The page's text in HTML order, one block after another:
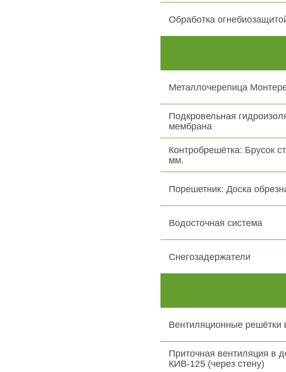
Обработка
Металлочерепица
Подкровельная
мембрана
Контробрешётка: Брусок
мм.
Порешетник: Доска
Водосточная система
Снегозадержатели
Вентиляционные решётки
Приточная вентиляция в
КИВ-125 (через стену)